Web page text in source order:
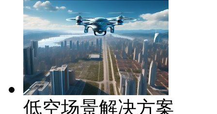
低空场景解决方案